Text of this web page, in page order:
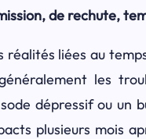
de rechute,
réalités liées au
les
dépressif ou un
plusieurs mois